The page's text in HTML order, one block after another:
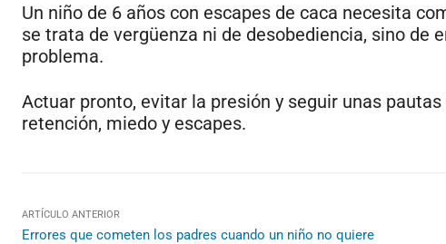
Un niño de 6 años con escapes de caca necesita
se trata de vergüenza ni de desobediencia, sino de
problema.
Actuar pronto, evitar la presión y seguir unas
retención, miedo y escapes.
ARTÍCULO ANTERIOR
Errores que cometen los padres cuando un niño no quiere